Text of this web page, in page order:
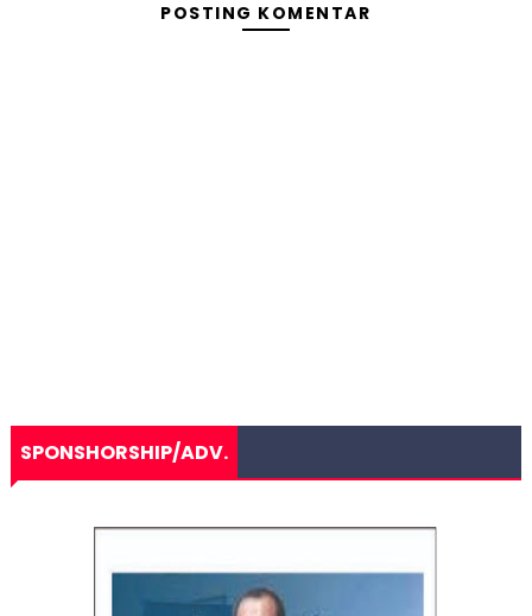
POSTING KOMENTAR
SPONSHORSHIP/ADV.